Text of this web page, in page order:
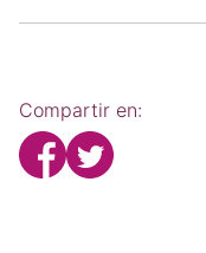
Compartir en: